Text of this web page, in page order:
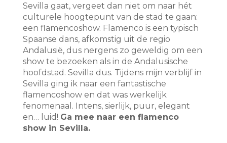
Sevilla gaat, vergeet dan niet om naar hét
culturele hoogtepunt van de stad te gaan:
een flamencoshow. Flamenco is een typisch
Spaanse dans, afkomstig uit de regio
Andalusië, dus nergens zo geweldig om een
show te bezoeken als in de Andalusische
hoofdstad. Sevilla dus. Tijdens mijn verblijf in
Sevilla ging ik naar een fantastische
flamencoshow en dat was werkelijk
fenomenaal. Intens, sierlijk, puur, elegant
en… luid! Ga mee naar een flamenco
show in Sevilla.